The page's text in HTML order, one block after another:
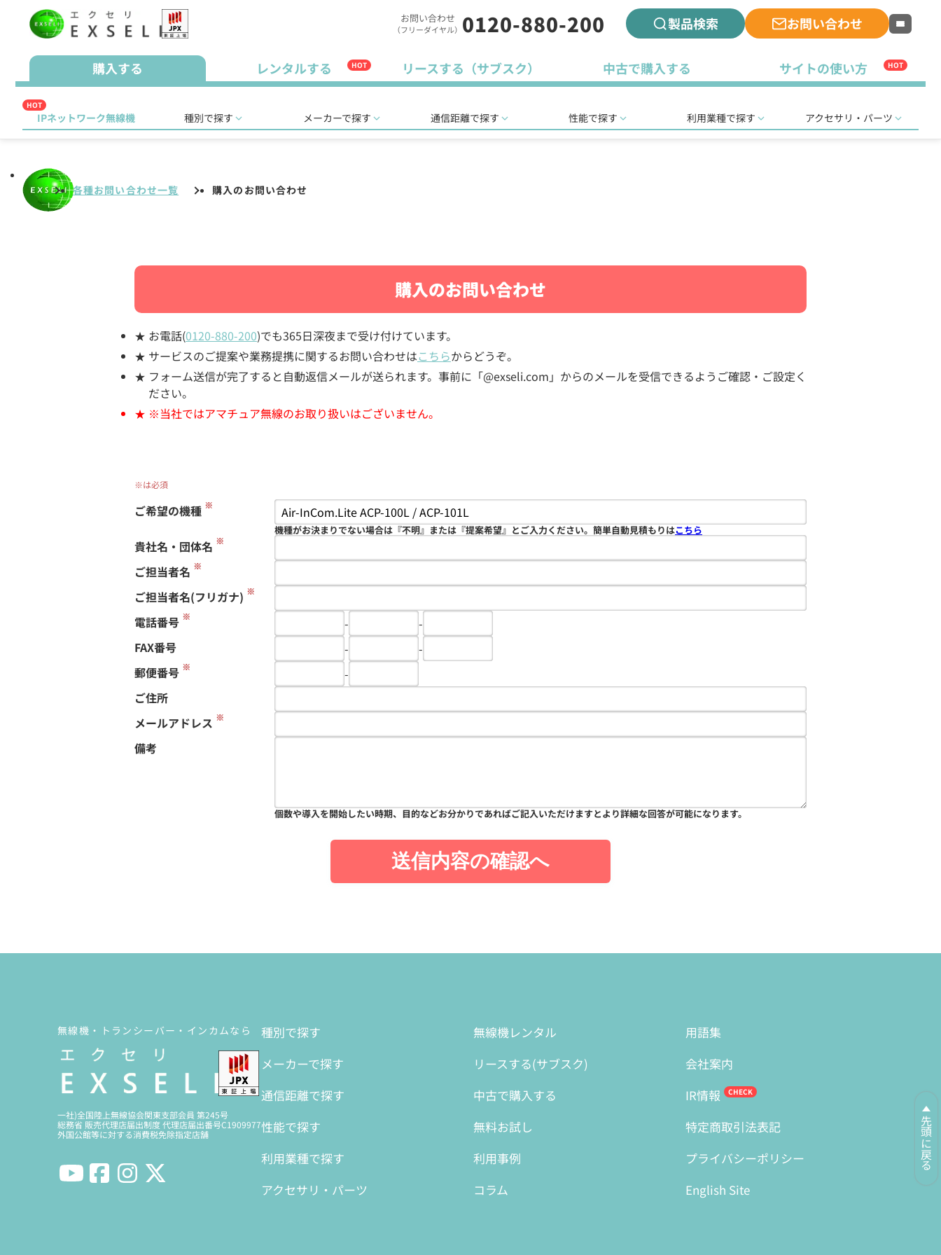
お問い合わせ
（フリーダイヤル） 0120-880-200 製品検索 お問い合わせ
購入する レンタルする HOT リースする（サブスク） 中古で購入する サイトの使い方 HOT
HOT
IPネットワーク無線機 種別で探す メーカーで探す 通信距離で探す 性能で探す 利用業種で探す アクセサリ・パーツ
各種お問い合わせ一覧 購入のお問い合わせ
購入のお問い合わせ
お電話(0120-880-200)でも365日深夜まで受け付けています。
サービスのご提案や業務提携に関するお問い合わせはこちらからどうぞ。
フォーム送信が完了すると自動返信メールが送られます。事前に「@exseli.com」からのメールを受信できるようご確認・ご設定く
ださい。
※当社ではアマチュア無線のお取り扱いはございません。
※は必須
ご希望の機種 ※
機種がお決まりでない場合は『不明』または『提案希望』とご入力ください。簡単自動見積もりはこちら
貴社名・団体名 ※
ご担当者名 ※
ご担当者名(フリガナ) ※
電話番号 ※ -
-
FAX番号
-
-
郵便番号 ※
-
ご住所
メールアドレス ※
備考
個数や導入を開始したい時期、目的などお分かりであればご記入いただけますとより詳細な回答が可能になります。
送信内容の確認へ
先頭に戻る
無線機・トランシーバー・インカムなら
一社)全国陸上無線協会関東支部会員 第245号
総務省 販売代理店届出制度 代理店届出番号C1909977
外国公館等に対する消費税免除指定店舗
種別で探す
メーカーで探す
通信距離で探す
性能で探す
利用業種で探す
アクセサリ・パーツ
無線機レンタル
リースする(サブスク)
中古で購入する
無料お試し
利用事例
コラム
用語集
会社案内
IR情報
特定商取引法表記
プライバシーポリシー
English Site